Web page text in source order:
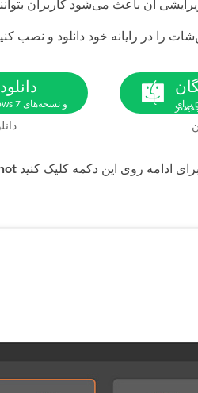
برای macOS 10.7 و نسخه‌های